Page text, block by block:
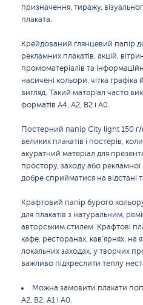
призначення, тиражу,
плаката.
Крейдований глянцевий папір
рекламних плакатів, акцій,
промоматеріалів та
насичені кольори, чітка
вигляд. Такий матеріал часто
форматів А4, А2, B2 і А0.
Постерний папір City light 150 г/
великих плакатів і постерів,
акуратний матеріал для
простору, заходу або
добре сприйматися на відстані
Крафтовий папір бурого
для плакатів з натуральним,
авторським стилем. Крафтові
кафе, ресторанах, кав’ярнях, на
локальних заходах, у творчих
важливо підкреслити теплу
Можна замовити плакати
А2, B2, А1 і А0.